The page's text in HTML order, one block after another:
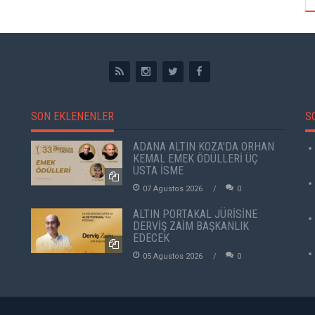
SON EKLENENLER
ADANA ALTIN KOZA'DA ORHAN
KEMAL EMEK ÖDÜLLERİ ÜÇ
USTA İSME
07 Agustos 2026 0
ALTIN PORTAKAL JÜRİSİNE
DERVİŞ ZAİM BAŞKANLIK
EDECEK
05 Agustos 2026 0